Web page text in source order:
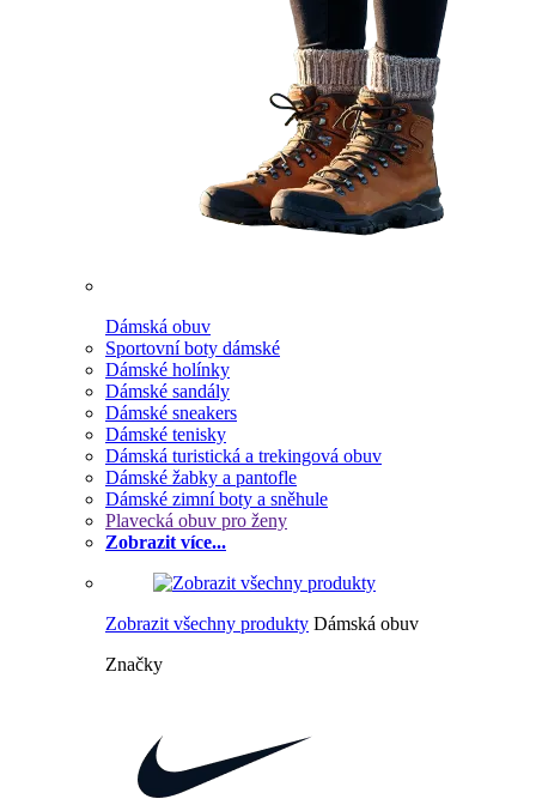
Dámská obuv
Sportovní boty dámské
Dámské holínky
Dámské sandály
Dámské sneakers
Dámské tenisky
Dámská turistická a trekingová obuv
Dámské žabky a pantofle
Dámské zimní boty a sněhule
Plavecká obuv pro ženy
Zobrazit více...
Zobrazit všechny produkty Dámská obuv
Značky